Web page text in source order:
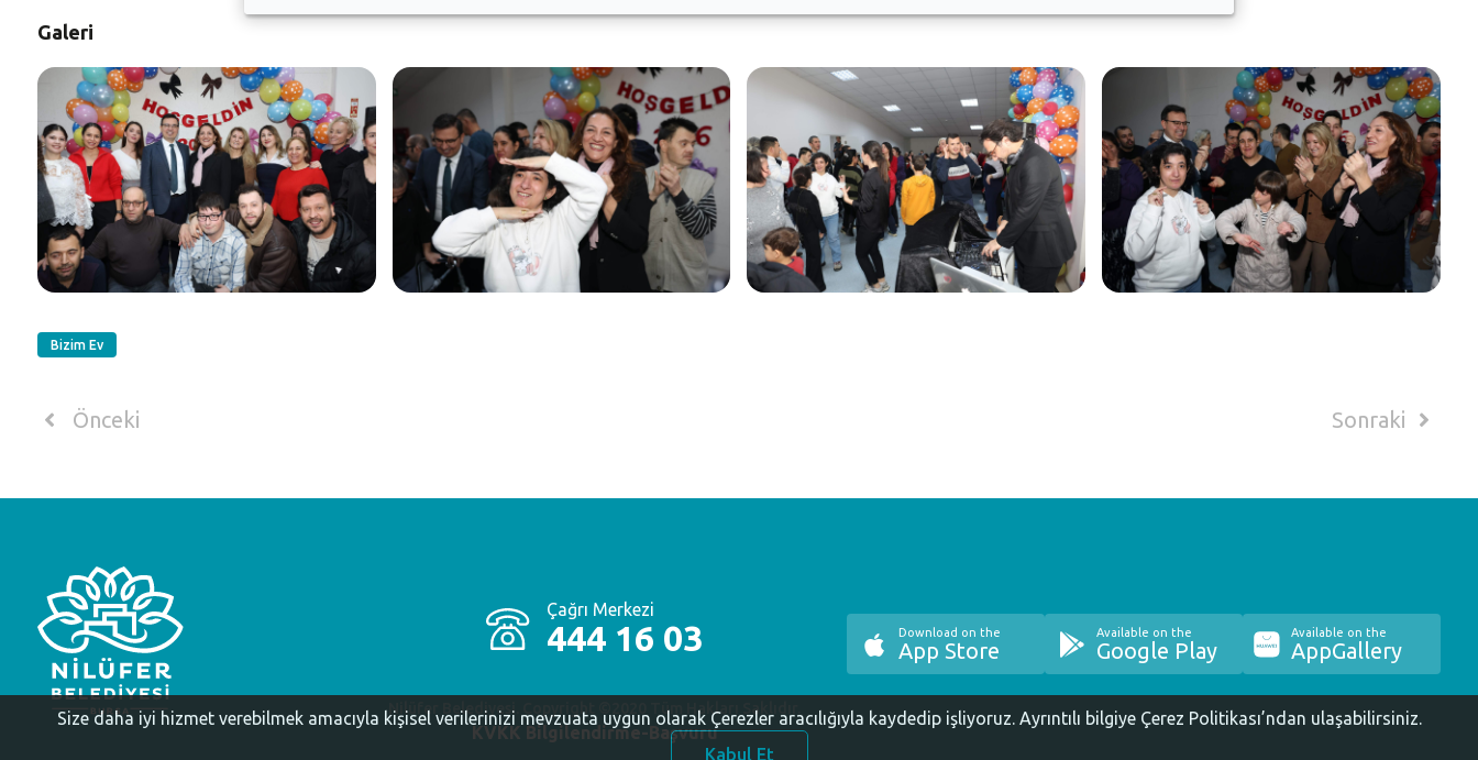
Galeri
Bizim Ev
Önceki Sonraki
Çağrı Merkezi
444 16 03
Nilüfer Belediyesi. Copyright ©2020 Tüm Hakları Saklıdır.
KVKK Bilgilendirme-Başvuru
Download on the
App Store
Available on the
Google Play
Available on the
AppGallery
Size daha iyi hizmet verebilmek amacıyla kişisel verilerinizi mevzuata uygun olarak Çerezler aracılığıyla kaydedip işliyoruz. Ayrıntılı bilgiye Çerez Politikası’ndan ulaşabilirsiniz.
Kabul Et